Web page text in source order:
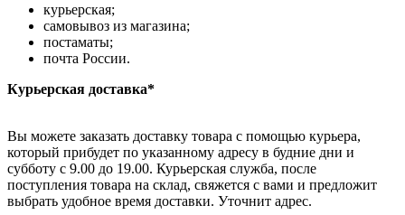
курьерская;
самовывоз из магазина;
постаматы;
почта России.
Курьерская доставка*
Вы можете заказать доставку товара с помощью курьера,
который прибудет по указанному адресу в будние дни и
субботу с 9.00 до 19.00. Курьерская служба, после
поступления товара на склад, свяжется с вами и предложит
выбрать удобное время доставки. Уточнит адрес.